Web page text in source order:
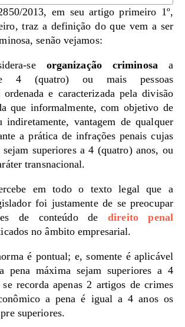
2013, em seu artigo primeiro 1º,
traz a definição do que vem a ser
senão vejamos:
se organização criminosaa
4 (quatro) ou mais pessoas
ordenada e caracterizada pela divisão
que informalmente, com objetivo de
indiretamente, vantagem de qualquer
a prática de infrações penais cujas
sejam superiores a 4 (quatro) anos, ou
transnacional.
em todo o texto legal que a
foi justamente de se preocupar
de conteúdo dedireito penal
no âmbito empresarial.
é pontual; e, somente é aplicável
pena máxima sejam superiores a 4
recorda apenas 2 artigos de crimes
a pena é igual a 4 anos os
superiores.